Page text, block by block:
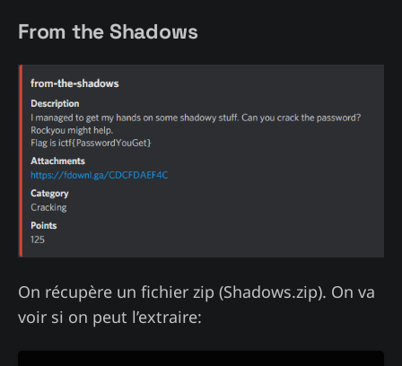
From the Shadows
On récupère un fichier zip (Shadows.zip). On va
voir si on peut l’extraire: